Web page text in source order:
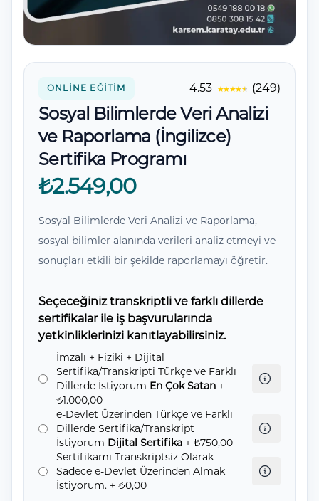
Yorumlar
ONLINE EĞITIM 4.53 (249)
Sosyal Bilimlerde Veri Analizi
ve Raporlama (İngilizce)
Sertifika Programı
₺2.549,00
Sosyal Bilimlerde Veri Analizi ve Raporlama,
sosyal bilimler alanında verileri analiz etmeyi ve
sonuçları etkili bir şekilde raporlamayı öğretir.
Seçeceğiniz transkriptli ve farklı dillerde
sertifikalar ile iş başvurularında
yetkinliklerinizi kanıtlayabilirsiniz.
İmzalı + Fiziki + Dijital
Sertifika/Transkripti Türkçe ve Farklı
Dillerde İstiyorum En Çok Satan +
₺1.000,00
e-Devlet Üzerinden Türkçe ve Farklı
Dillerde Sertifika/Transkript
İstiyorum Dijital Sertifika + ₺750,00
Sertifikamı Transkriptsiz Olarak
Sadece e-Devlet Üzerinden Almak
İstiyorum. + ₺0,00